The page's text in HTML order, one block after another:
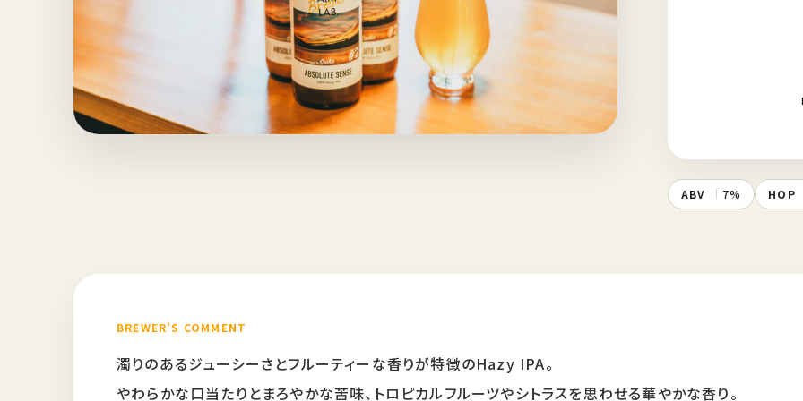
ABV 7% HOP
BREWER'S COMMENT
濁りのあるジューシーさとフルーティーな香りが特徴のHazy IPA。
やわらかな口当たりとまろやかな苦味、トロピカルフルーツやシトラスを思わせる華やかな香り。